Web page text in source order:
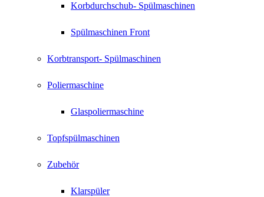
Korbdurchschub- Spülmaschinen
Spülmaschinen Front
Korbtransport- Spülmaschinen
Poliermaschine
Glaspoliermaschine
Topfspülmaschinen
Zubehör
Klarspüler